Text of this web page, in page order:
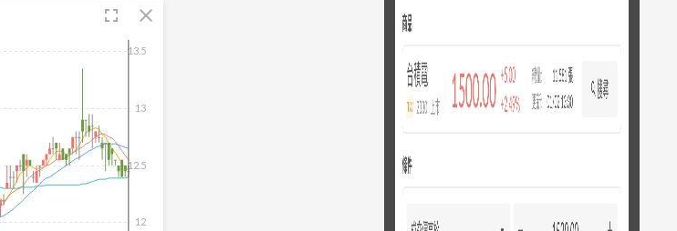
fullscreen close
12
12.5
13
13.5